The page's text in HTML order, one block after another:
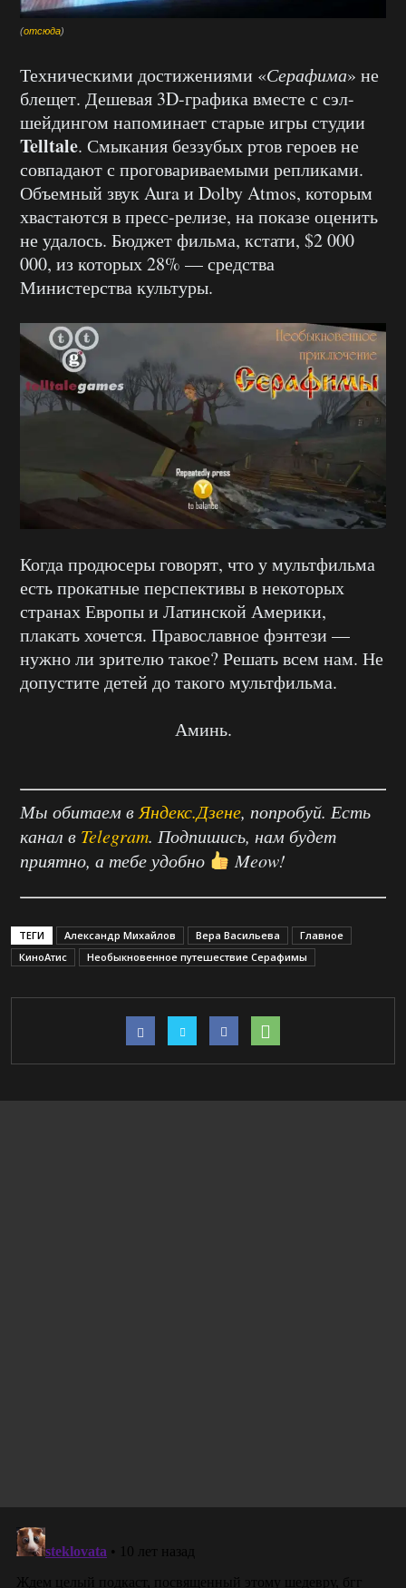
(отсюда)
Техническими достижениями «Серафима» не
блещет. Дешевая 3D-графика вместе с сэл-
шейдингом напоминает старые игры студии
Telltale. Смыкания беззубых ртов героев не
совпадают с проговариваемыми репликами.
Объемный звук Aura и Dolby Atmos, которым
хвастаются в пресс-релизе, на показе оценить
не удалось. Бюджет фильма, кстати, $2 000
000, из которых 28% — средства
Министерства культуры.
Когда продюсеры говорят, что у мультфильма
есть прокатные перспективы в некоторых
странах Европы и Латинской Америки,
плакать хочется. Православное фэнтези —
нужно ли зрителю такое? Решать всем нам. Не
допустите детей до такого мультфильма.
Аминь.
Мы обитаем вЯндекс.Дзене, попробуй. Есть
канал в Telegram. Подпишись, нам будет
приятно, а тебе удобно
Meow!
ТЕГИ Александр Михайлов Вера Васильева
Главное
КиноАтис
Необыкновенное путешествие Серафимы